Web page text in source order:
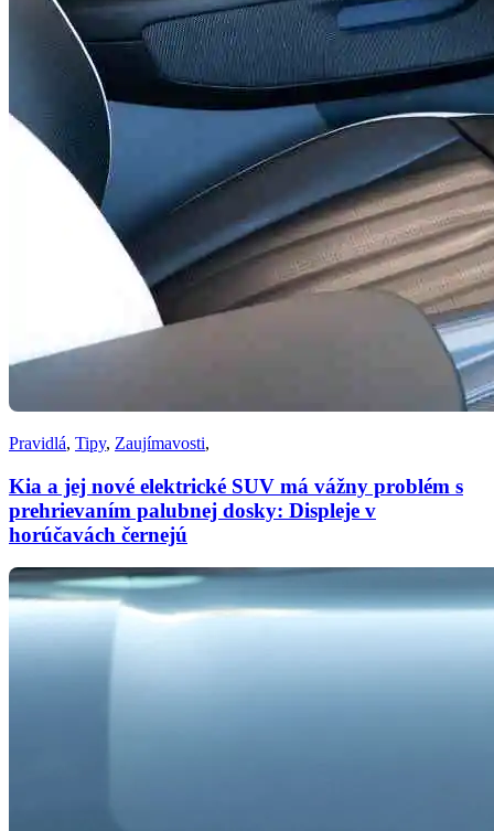
Pravidlá, Tipy, Zaujímavosti,
Kia a jej nové elektrické SUV má vážny problém s
prehrievaním palubnej dosky: Displeje v
horúčavách černejú